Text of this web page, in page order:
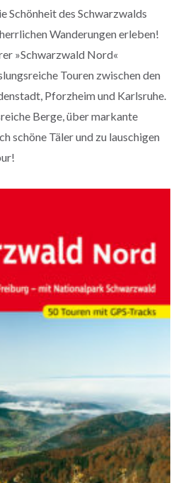
Schönheit des Schwarzwalds
Wanderungen erleben!
»Schwarzwald Nord«
Touren zwischen den
Pforzheim und Karlsruhe.
Berge, über markante
schöne Täler und zu lauschigen